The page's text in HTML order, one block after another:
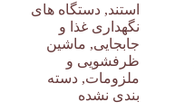
استند, دستگاه های
نگهداری غذا و
جابجایی, ماشین
ظرفشویی و
ملزومات, دسته
بندی نشده